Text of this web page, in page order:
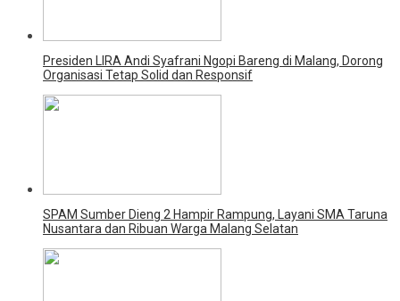
Presiden LIRA Andi Syafrani Ngopi Bareng di Malang, Dorong
Organisasi Tetap Solid dan Responsif
SPAM Sumber Dieng 2 Hampir Rampung, Layani SMA Taruna
Nusantara dan Ribuan Warga Malang Selatan